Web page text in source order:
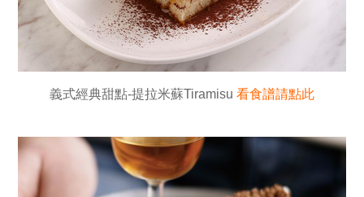
義式經典甜點-提拉米蘇Tiramisu 看食譜請點此